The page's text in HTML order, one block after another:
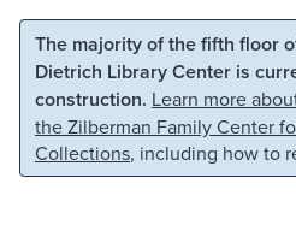
Skip to main content Skip
The majority of the fifth floor
Dietrich Library Center is
construction. Learn more
the Zilberman Family Center
Collections, including how to